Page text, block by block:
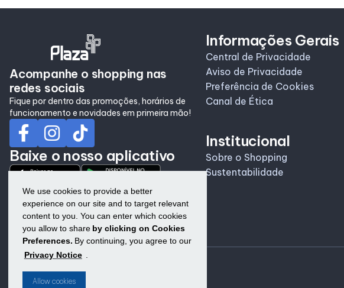
We use cookies to provide a better
experience on our site and to target relevant
content to you. You can enter which cookies
you allow to share by clicking on Cookies
Preferences. By continuing, you agree to our
Privacy Notice .
Allow cookies
Acompanhe o shopping nas
redes sociais
Fique por dentro das promoções, horários de
funcionamento e novidades em primeira mão!
Baixe o nosso aplicativo
Informações Gerais
Central de Privacidade
Aviso de Privacidade
Preferência de Cookies
Canal de Ética
Institucional
Sobre o Shopping
Sustentabilidade